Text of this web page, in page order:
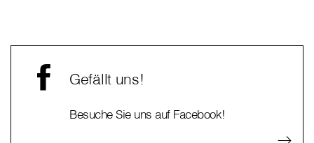
Gefällt uns!
Besuche Sie uns auf Facebook!